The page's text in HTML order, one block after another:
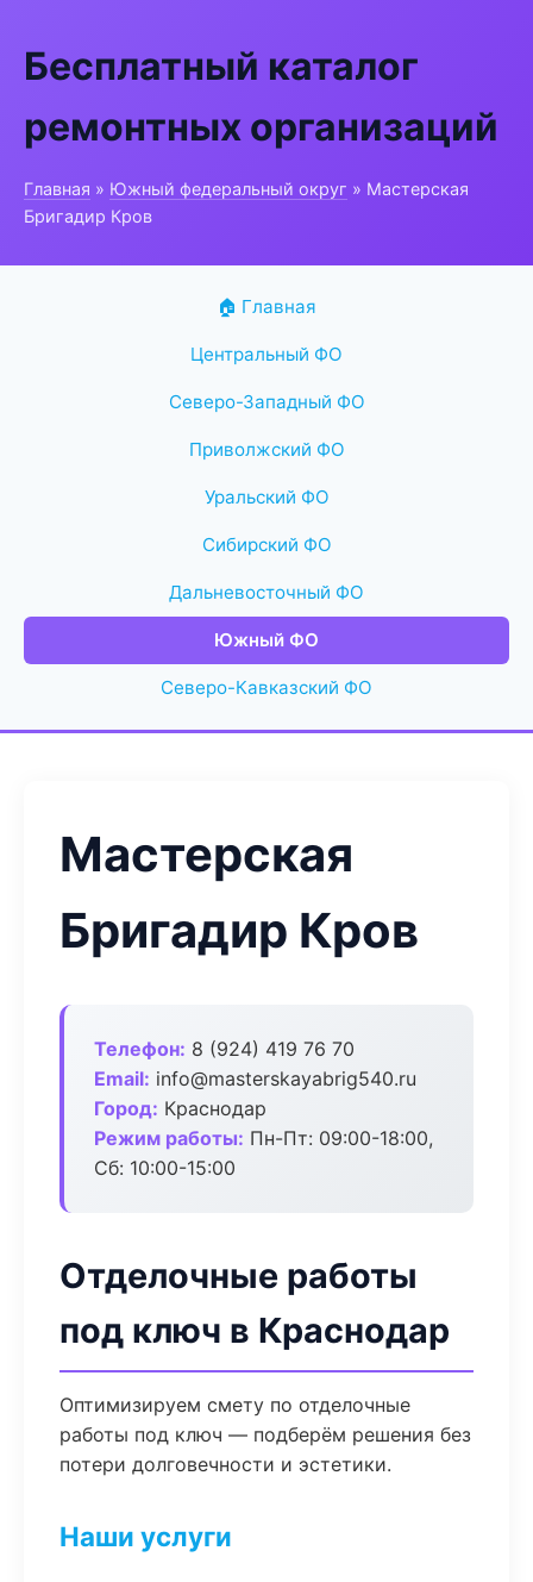
Бесплатный каталог
ремонтных организаций
Главная » Южный федеральный округ » Мастерская
Бригадир Кров
🏠 Главная
Центральный ФО
Северо-Западный ФО
Приволжский ФО
Уральский ФО
Сибирский ФО
Дальневосточный ФО
Южный ФО
Северо-Кавказский ФО
Мастерская
Бригадир Кров
Телефон: 8 (924) 419 76 70
Email: info@masterskayabrig540.ru
Город: Краснодар
Режим работы: Пн-Пт: 09:00-18:00,
Сб: 10:00-15:00
Отделочные работы
под ключ в Краснодар
Оптимизируем смету по отделочные
работы под ключ — подберём решения без
потери долговечности и эстетики.
Наши услуги